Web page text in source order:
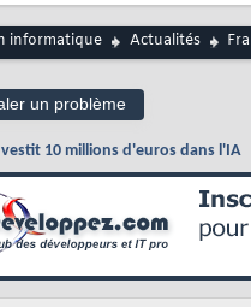
informatique Actualités
un problème
10 millions d'euros dans l'IA